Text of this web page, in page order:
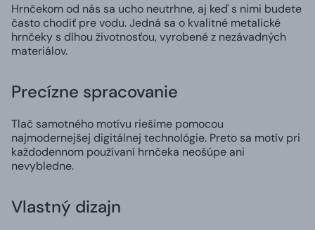
Hrnčekom od nás sa ucho neutrhne, aj keď s nimi budete
často chodiť pre vodu. Jedná sa o kvalitné metalické
hrnčeky s dlhou životnosťou, vyrobené z nezávadných
materiálov.
Precízne spracovanie
Tlač samotného motívu riešime pomocou
najmodernejšej digitálnej technológie. Preto sa motív pri
každodennom používaní hrnčeka neošúpe ani
nevybledne.
Vlastný dizajn